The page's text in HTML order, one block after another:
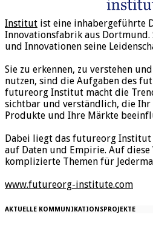
Institut ist eine inhabergeführte
Innovationsfabrik aus Dortmund.
und Innovationen seine
Sie zu erkennen, zu verstehen
nutzen, sind die Aufgaben des
futureorg Institut macht die
sichtbar und verständlich, die Ihr
Produkte und Ihre Märkte
Dabei liegt das futureorg Institut
auf Daten und Empirie. Auf diese
komplizierte Themen für
www.futureorg-institute.com
AKTUELLE KOMMUNIKATIONSPROJEKTE